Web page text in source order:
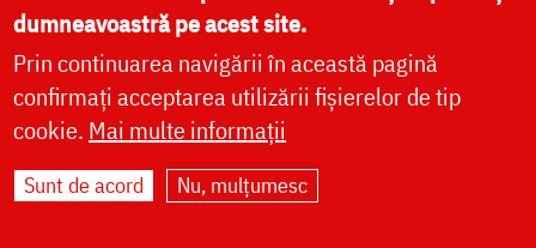
dumneavoastră pe acest site.
Prin continuarea navigării în această pagină
confirmați acceptarea utilizării fișierelor de tip
cookie. Mai multe informații
Sunt de acord Nu, mulțumesc